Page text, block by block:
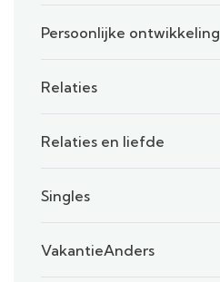
Persoonlijke ontwikkeling
Relaties
Relaties en liefde
Singles
VakantieAnders